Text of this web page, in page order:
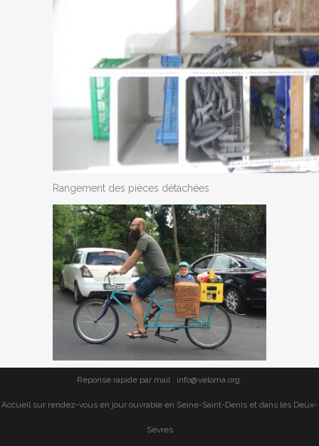
Rangement des pièces détachées
Reponse rapide par mail : info@veloma.org.
Accueil sur rendez-vous en jour ouvrable en Seine-Saint-Denis et dans les Deux-
Sèvres